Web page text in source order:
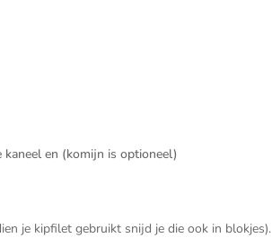
kaneel en (komijn is optioneel)
je kipfilet gebruikt snijd je die ook in blokjes).